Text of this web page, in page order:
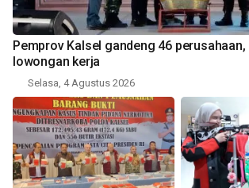
Pemprov Kalsel gandeng 46
lowongan kerja
Selasa, 4 Agustus 2026